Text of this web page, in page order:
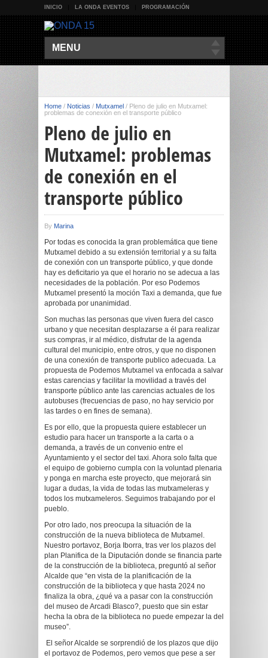
INICIO LA ONDA EVENTOS PROGRAMACIÓN
MENU
Home / Noticias / Mutxamel / Pleno de julio en Mutxamel:
problemas de conexión en el transporte público
Pleno de julio en
Mutxamel: problemas
de conexión en el
transporte público
By Marina
Por todas es conocida la gran problemática que tiene
Mutxamel debido a su extensión territorial y a su falta
de conexión con un transporte público, y que donde
hay es deficitario ya que el horario no se adecua a las
necesidades de la población. Por eso Podemos
Mutxamel presentó la moción Taxi a demanda, que fue
aprobada por unanimidad.
Son muchas las personas que viven fuera del casco
urbano y que necesitan desplazarse a él para realizar
sus compras, ir al médico, disfrutar de la agenda
cultural del municipio, entre otros, y que no disponen
de una conexión de transporte publico adecuada. La
propuesta de Podemos Mutxamel va enfocada a salvar
estas carencias y facilitar la movilidad a través del
transporte público ante las carencias actuales de los
autobuses (frecuencias de paso, no hay servicio por
las tardes o en fines de semana).
Es por ello, que la propuesta quiere establecer un
estudio para hacer un transporte a la carta o a
demanda, a través de un convenio entre el
Ayuntamiento y el sector del taxi. Ahora solo falta que
el equipo de gobierno cumpla con la voluntad plenaria
y ponga en marcha este proyecto, que mejorará sin
lugar a dudas, la vida de todas las mutxameleras y
todos los mutxameleros. Seguimos trabajando por el
pueblo.
Por otro lado, nos preocupa la situación de la
construcción de la nueva biblioteca de Mutxamel.
Nuestro portavoz, Borja Iborra, tras ver los plazos del
plan Planifica de la Diputación donde se financia parte
de la construcción de la biblioteca, preguntó al señor
Alcalde que “en vista de la planificación de la
construcción de la biblioteca y que hasta 2024 no
finaliza la obra, ¿qué va a pasar con la construcción
del museo de Arcadi Blasco?, puesto que sin estar
hecha la obra de la biblioteca no puede empezar la del
museo”.
El señor Alcalde se sorprendió de los plazos que dijo
el portavoz de Podemos, pero vemos que pese a ser